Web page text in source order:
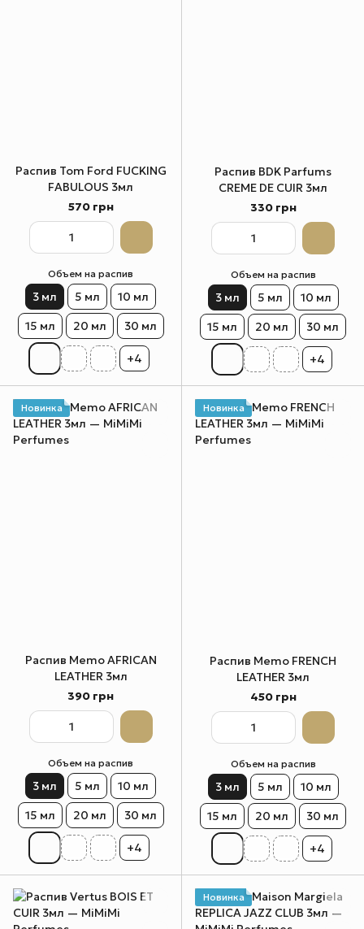
Распив Tom Ford FUCKING
FABULOUS 3мл
570 грн
Объем на распив
3 мл 5 мл
10 мл
15 мл
20 мл 30 мл
+4
Распив BDK Parfums
CREME DE CUIR 3мл
330 грн
Объем на распив
3 мл 5 мл
10 мл
15 мл
20 мл 30 мл
+4
Новинка
Распив Memo AFRICAN
LEATHER 3мл
390 грн
Объем на распив
3 мл 5 мл
10 мл
15 мл
20 мл 30 мл
+4
Новинка
Распив Memo FRENCH
LEATHER 3мл
450 грн
Объем на распив
3 мл 5 мл
10 мл
15 мл
20 мл 30 мл
+4
Новинка